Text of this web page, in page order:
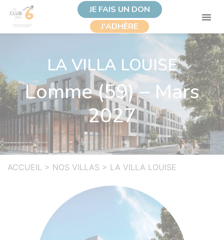
JE FAIS UN DON
J'ADHÈRE
LA VILLA LOUISE
Lomme (59) – Mars
2027
ACCUEIL > NOS VILLAS > LA VILLA LOUISE